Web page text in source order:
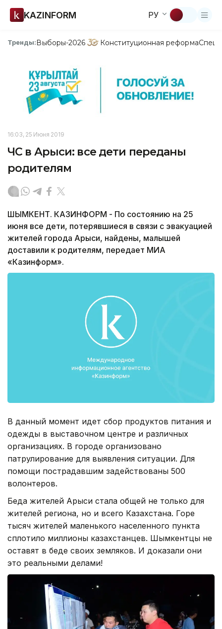
KAZINFORM РУ
Тренды:Выборы-2026 Конституционная реформа
16:03, 25 Июня 2019
ЧС в Арыси: все дети переданы
родителям
ШЫМКЕНТ. КАЗИНФОРМ - По состоянию на 25
июня все дети, потерявшиеся в связи с эвакуацией
жителей города Арыси, найдены, малышей
доставили к родителям, передает МИА
«Казинформ».
В данный момент идет сбор продуктов питания и
одежды в выставочном центре и различных
организациях. В городе организовано
патрулирование для выявления ситуации. Для
помощи пострадавшим задействованы 500
волонтеров.
Беда жителей Арыси стала общей не только для
жителей региона, но и всего Казахстана. Горе
тысяч жителей маленького населенного пункта
сплотило миллионы казахстанцев. Шымкентцы не
оставят в беде своих земляков. И доказали они
это реальными делами!